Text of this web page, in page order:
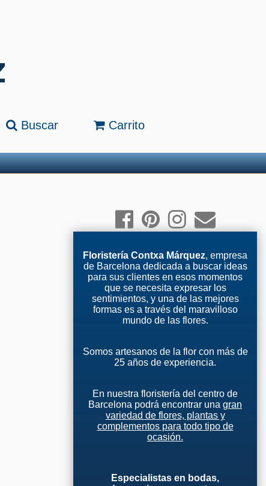
Buscar Carrito
Floristería Contxa Márquez, empresa
de Barcelona dedicada a buscar ideas
para sus clientes en esos momentos
que se necesita expresar los
sentimientos, y una de las mejores
formas es a través del maravilloso
mundo de las flores.
Somos artesanos de la flor con más de
25 años de experiencia.
En nuestra floristería del centro de
Barcelona podrá encontrar una gran
variedad de flores, plantas y
complementos para todo tipo de
ocasión.
Especialistas en bodas,